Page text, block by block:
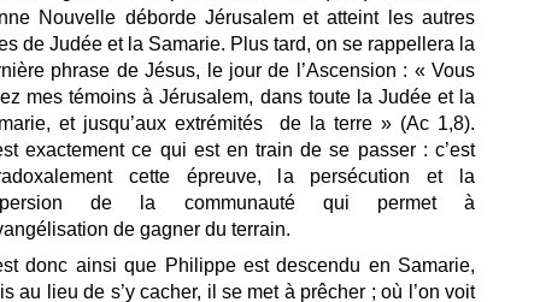
Nouvelle déborde Jérusalem et atteint les autres
de Judée et la Samarie. Plus tard, on se rappellera la
phrase de Jésus, le jour de l’Ascension : « Vous
mes témoins à Jérusalem, dans toute la Judée et la
et jusqu’aux extrémités de la terre » (Ac 1,8).
exactement ce qui est en train de se passer : c’est
cette épreuve, la persécution et la
de la communauté qui permet à
de gagner du terrain.
donc ainsi que Philippe est descendu en Samarie,
au lieu de s’y cacher, il se met à prêcher ; où l’on voit